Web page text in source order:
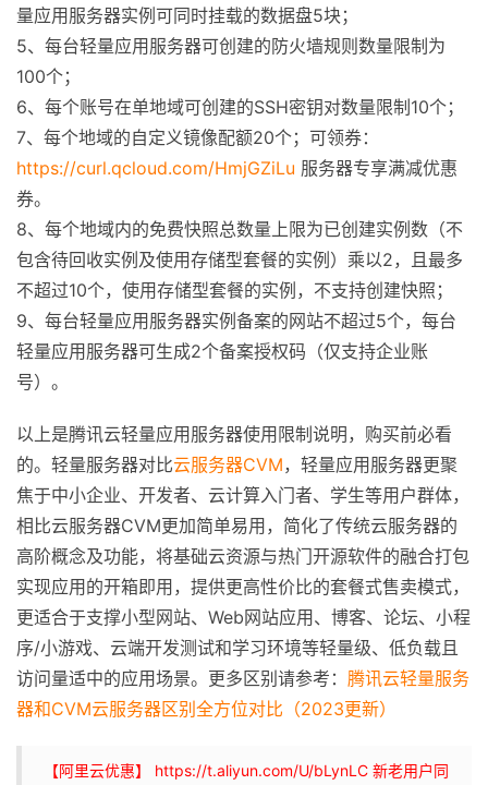
量应用服务器实例可同时挂载的数据盘5块；
5、每台轻量应用服务器可创建的防火墙规则数量限制为
100个；
6、每个账号在单地域可创建的SSH密钥对数量限制10个；
7、每个地域的自定义镜像配额20个；可领券：
https://curl.qcloud.com/HmjGZiLu 服务器专享满减优惠
券。
8、每个地域内的免费快照总数量上限为已创建实例数（不
包含待回收实例及使用存储型套餐的实例）乘以2，且最多
不超过10个，使用存储型套餐的实例，不支持创建快照；
9、每台轻量应用服务器实例备案的网站不超过5个，每台
轻量应用服务器可生成2个备案授权码（仅支持企业账
号）。
以上是腾讯云轻量应用服务器使用限制说明，购买前必看
的。轻量服务器对比云服务器CVM，轻量应用服务器更聚
焦于中小企业、开发者、云计算入门者、学生等用户群体，
相比云服务器CVM更加简单易用，简化了传统云服务器的
高阶概念及功能，将基础云资源与热门开源软件的融合打包
实现应用的开箱即用，提供更高性价比的套餐式售卖模式，
更适合于支撑小型网站、Web网站应用、博客、论坛、小程
序/小游戏、云端开发测试和学习环境等轻量级、低负载且
访问量适中的应用场景。更多区别请参考： 腾讯云轻量服务
器和CVM云服务器区别全方位对比（2023更新）
【阿里云优惠】 https://t.aliyun.com/U/bLynLC 新老用户同